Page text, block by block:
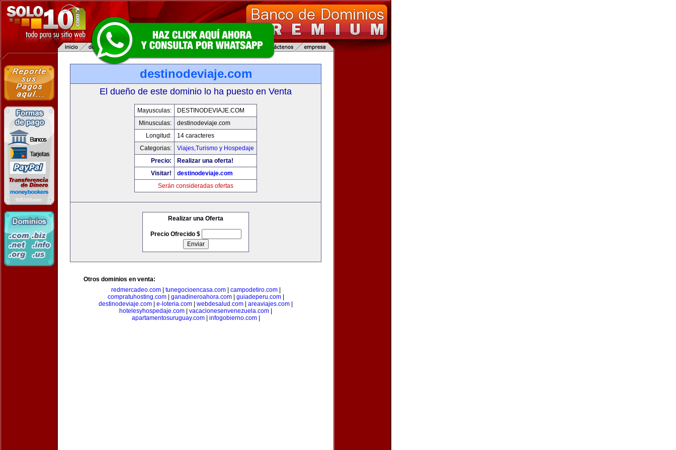
destinodeviaje.com
El dueño de este dominio lo ha puesto en Venta
Mayusculas:
DESTINODEVIAJE.COM
Minusculas:
destinodeviaje.com
Longitud:
14 caracteres
Categorias:
Viajes,Turismo y Hospedaje
Precio:
Realizar una oferta!
Visitar!
destinodeviaje.com
Serán consideradas ofertas
Realizar una Oferta
Precio Ofrecido $
Otros dominios en venta:
redmercadeo.com| tunegocioencasa.com| campodetiro.com|
compratuhosting.com| ganadineroahora.com| guiadeperu.com|
destinodeviaje.com
e-loteria.com webdesalud.com areaviajes.com
hotelesyhospedaje.com
vacacionesenvenezuela.com
apartamentosuruguay.com| infogobierno.com|